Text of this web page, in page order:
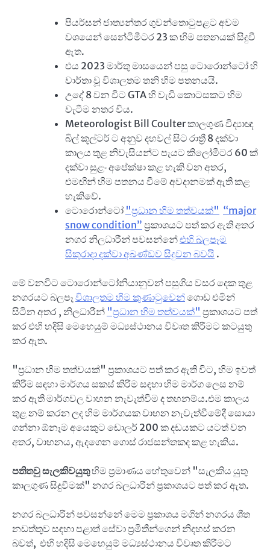
පියර්සන් ජාත්‍යන්තර ගුවන්තොටුපළට අවම
වශයෙන් සෙන්ටිමීටර 23 ක හිම පතනයක් සිදුවී
ඇත.
එය 2023 මාර්තු මාසයෙන් පසු ටොරොන්ටෝ හි
වාර්තා වූ විශාලතම තනි හිම පතනයයි.
උදේ 8 වන විට GTA හි වැඩි කොටසකට හිම
වැටීම නතර විය.
Meteorologist Bill Coulter කාලගුණ විද්‍යාඥ
බිල් කූල්ටර් ට අනුව දහවල් සිට රාත්‍රී 8 දක්වා
කාලය තුළ නිවැසියන්ට පැයට කිලෝමීටර 60 ක්
දක්වා සුළං අපේක්ෂා කළ හැකි වන අතර,
එමඟින් හිම පතනය වීමේ අවදානමක් ඇති කළ
හැකිවේ.
ටොරොන්ටෝ "ප්‍රධාන හිම තත්වයක්" “major
snow condition” ප්‍රකාශයට පත් කර ඇති අතර
නගර නිලධාරීන් පවසන්නේඑහි බලපෑම
සිකුරාදා දක්වා අඛණ්ඩව සිදුවන බවයි .
මේ වනවිට ටොරොන්ටෝනියානුවන් පසුගිය වසර දෙක තුළ
නගරයට බලපෑ විශාලතම හිම කුණාටුවෙන්ගොඩ එමින්
සිටින අතර , නිලධාරීන් "ප්‍රධාන හිම තත්වයක්" ප්‍රකාශයට පත්
කර එහි හදිසි මෙහෙයුම් මධ්‍යස්ථානය විවෘත කිරීමට කටයුතු
කර ඇත.
"ප්‍රධාන හිම තත්වයක්" ප්‍රකාශයට පත් කර ඇති විට, හිම ඉවත්
කිරීම සඳහා මාර්ගය සකස් කිරීම සඳහා හිම මාර්ග ලෙස නම්
කර ඇති මාර්ගවල වාහන නැවැත්වීම ද තහනම්ය.එම කාලය
තුළ නම් කරන ලද හිම මාර්ගයක වාහන නැවැත්වීමේදී සොයා
ගන්නා ඕනෑම අයෙකුට ඩොලර් 200 ක දඩයකට යටත් වන
අතර, වාහනය, ඇදගෙන ගොස් රාජසන්තකද කළ හැකිය.
පතිතවු සැලකිවයුතුහිම ප්‍රමාණය හේතුවෙන් "සැලකිය යුතු
කාලගුණ සිදුවීමක්" නගර බලධාරීන් ප්‍රකාශයට පත් කර ඇත.
නගර බලධාරීන් පවසන්නේ මෙම ප්‍රකාශය මගින් නගරය ශීත
නඩත්තුව සඳහා පළාත් සේවා ප්‍රමිතීන්ගෙන් නිදහස් කරන
බවත්, එහි හදිසි මෙහෙයුම් මධ්‍යස්ථානය විවෘත කිරීමට